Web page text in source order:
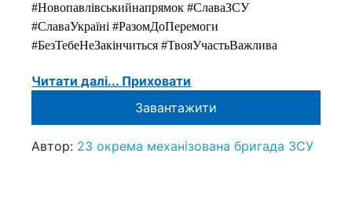
#Новопавлівськийнапрямок #СлаваЗСУ
#СлаваУкраїні #РазомДоПеремоги
#БезТебеНеЗакінчиться #ТвояУчастьВажлива
Читати далі... Приховати
Завантажити
Автор: 23 окрема механізована бригада ЗСУ